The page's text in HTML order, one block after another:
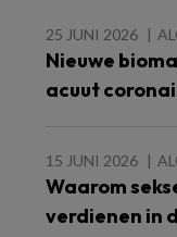
25 JUNI 2026
Nieuwe
acuut
15 JUNI 2026
Waarom
verdienen in